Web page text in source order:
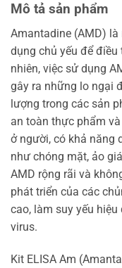
Mô tả sản phẩm
Amantadine (AMD)
dụng chủ yếu để điều
nhiên, việc sử dụng
gây ra những lo ngại
lượng trong các sản
an toàn thực phẩm
ở người, có khả năng
như chóng mặt, ảo
AMD rộng rãi và
phát triển của các
cao, làm suy yếu
virus.
Kit ELISA Am